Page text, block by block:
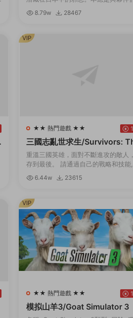
樂的夏季旅行，卻與扭曲的現實一同
劇變……揭露真相，奪回在事件中心的
8.79w 28467
★★ 熱門遊戲 ★★
三國志亂世求生/Survivors:
e Kingdoms（
1.1）
重溫三國英雄，面對不斷進攻的敵人
存到最後。 請通過自己的戰略和技能,
雄，帶領副官出生入死，再次成爲在
6.44w 23615
VIP
★★ 熱門遊戲 ★★
模拟山羊3/Goat Simulator 3
VIP